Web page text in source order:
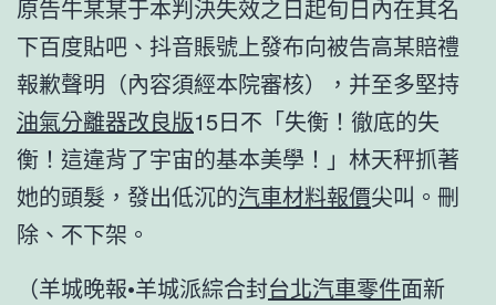
原告牛某某于本判決失效之日起旬日內在其名
下百度貼吧、抖音賬號上發布向被告高某賠禮
報歉聲明（內容須經本院審核），并至多堅持
油氣分離器改良版15日不「失衡！徹底的失
衡！這違背了宇宙的基本美學！」林天秤抓著
她的頭髮，發出低沉的汽車材料報價尖叫。刪
除、不下架。
（羊城晚報•羊城派綜合封台北汽車零件面新